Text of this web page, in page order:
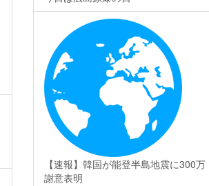
【速報】韓国が能登半島地震に300
謝意表明